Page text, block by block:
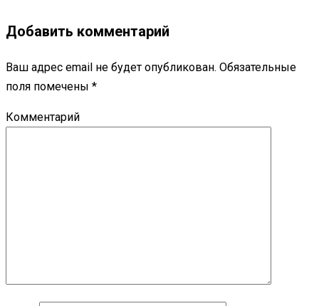
Добавить комментарий
Ваш адрес email не будет опубликован. Обязательные
поля помечены *
Комментарий